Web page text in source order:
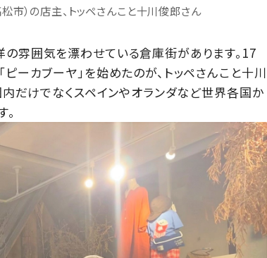
市）の店主、トッペさんこと十川俊郎さん
雰囲気を漂わせている倉庫街があります。17
ーカブーヤ」を始めたのが、トッペさんこと十川
内だけでなくスペインやオランダなど世界各国か